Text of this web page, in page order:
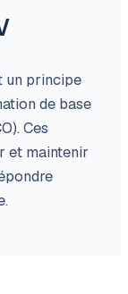
un principe
de base
Ces
et maintenir